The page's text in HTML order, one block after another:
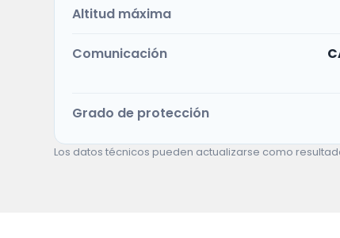
Altitud máxima
Comunicación
Grado de protección
Los datos técnicos pueden actualizarse como